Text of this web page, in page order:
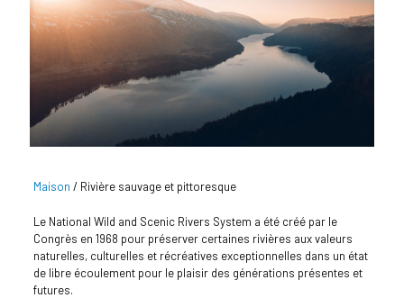
Maison / Rivière sauvage et pittoresque
Le National Wild and Scenic Rivers System a été créé par le
Congrès en 1968 pour préserver certaines rivières aux valeurs
naturelles, culturelles et récréatives exceptionnelles dans un état
de libre écoulement pour le plaisir des générations présentes et
futures.